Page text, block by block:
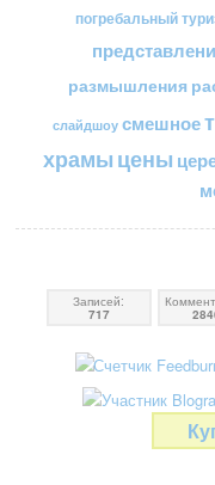
погребальный
размышления
слайдшоу смешное
храмы цены
Записей:
717